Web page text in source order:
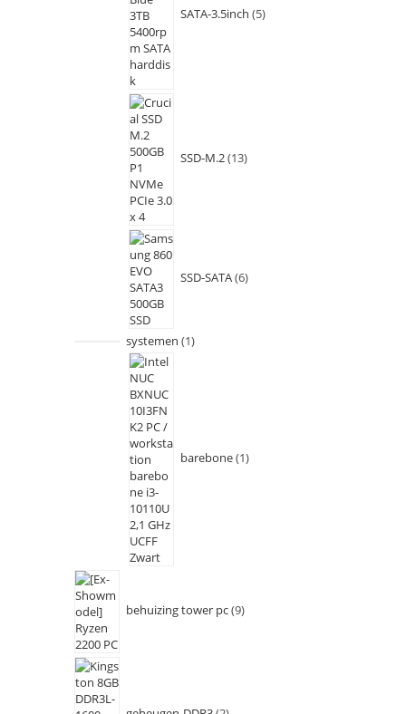
SATA-3.5inch 5
SSD-M.2 13
SSD-SATA 6
systemen 1
barebone 1
behuizing tower pc 9